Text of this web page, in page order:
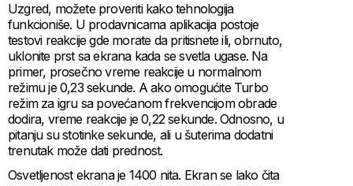
Uzgred, možete proveriti kako tehnologija
funkcioniše. U prodavnicama aplikacija postoje
testovi reakcije gde morate da pritisnete ili, obrnuto,
uklonite prst sa ekrana kada se svetla ugase. Na
primer, prosečno vreme reakcije u normalnom
režimu je 0,23 sekunde. A ako omogućite Turbo
režim za igru sa povećanom frekvencijom obrade
dodira, vreme reakcije je 0,22 sekunde. Odnosno, u
pitanju su stotinke sekunde, ali u šuterima dodatni
trenutak može dati prednost.
Osvetljenost ekrana je 1400 nita. Ekran se lako čita